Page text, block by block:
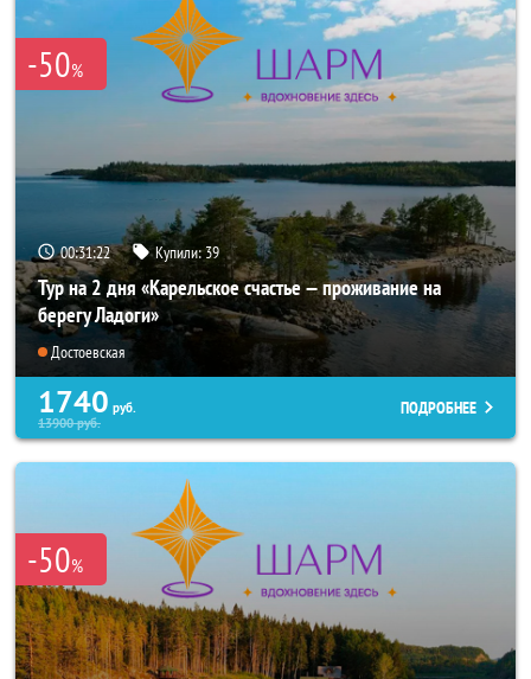
-50%
00:31:21 Купили:39
Тур на 2 дня «Карельское счастье — проживание на
берегу Ладоги»
Достоевская
1740 руб.
13900руб.
ПОДРОБНЕЕ
-50%